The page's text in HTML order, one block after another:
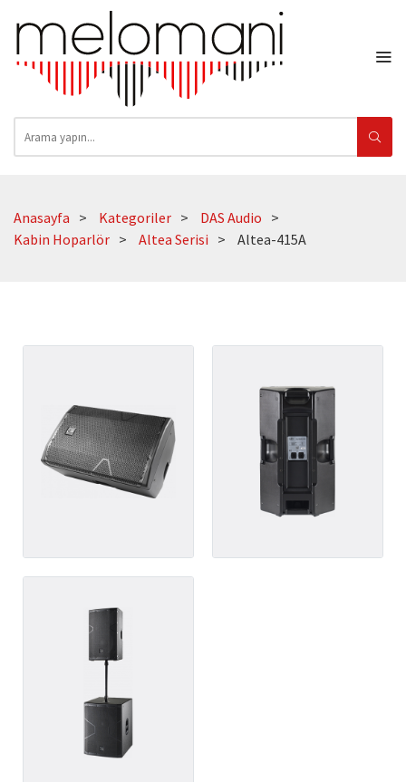
Anasayfa Kategoriler
DAS Audio
Kabin Hoparlör
Altea Serisi Altea-415A